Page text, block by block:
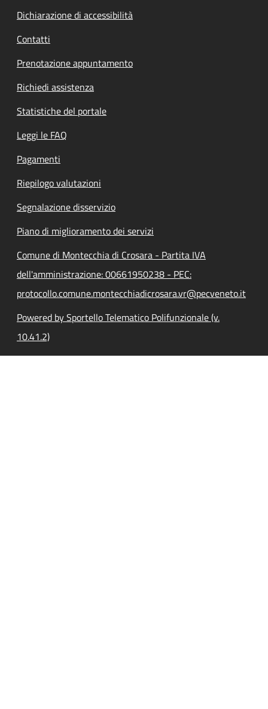
Dichiarazione di accessibilità
Contatti
Prenotazione appuntamento
Richiedi assistenza
Statistiche del portale
Leggi le FAQ
Pagamenti
Riepilogo valutazioni
Segnalazione disservizio
Piano di miglioramento dei servizi
Comune di Montecchia di Crosara - Partita IVA
dell'amministrazione: 00661950238 - PEC:
protocollo.comune.montecchiadicrosara.vr@pecveneto.it
Powered by Sportello Telematico Polifunzionale (v.
10.41.2)